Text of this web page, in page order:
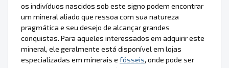
os indivíduos nascidos sob este signo podem encontrar
um mineral aliado que ressoa com sua natureza
pragmática e seu desejo de alcançar grandes
conquistas. Para aqueles interessados em adquirir este
mineral, ele geralmente está disponível em lojas
especializadas em minerais e fósseis, onde pode ser